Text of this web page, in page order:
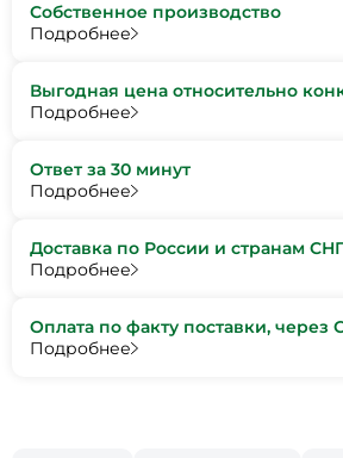
Собственное производство
Подробнее
Выгодная цена относительно
Подробнее
Ответ за 30 минут
Подробнее
Доставка по России и странам СНГ
Подробнее
Оплата по факту поставки, через
Подробнее